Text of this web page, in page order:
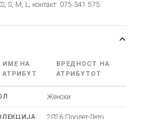
S, M, L, контакт: 075 341 575
ИМЕ НА
АТРИБУТ
ВРЕДНОСТ НА
АТРИБУТОТ
Женски
2026 Пролет-Лето